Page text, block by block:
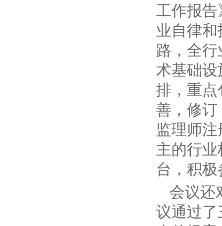
工作报告
业自律
路，全
术基础
排，重
善，修订
监理师
主的行
台，积
会议还
议通过